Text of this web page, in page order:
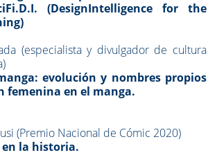
(DesignIntelligence for the
(especialista y divulgador de cultura
evolución y nombres propios
femenina en el manga.
(Premio Nacional de Cómic 2020)
la historia.